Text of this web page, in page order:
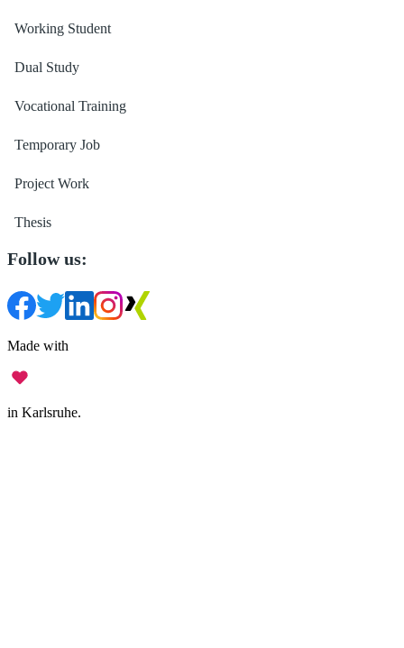
Working Student
Dual Study
Vocational Training
Temporary Job
Project Work
Thesis
Follow us:
Made with
in Karlsruhe.